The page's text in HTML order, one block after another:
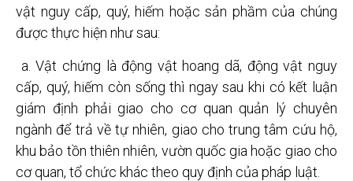
vật nguy cấp, quý, hiếm hoặc sản phầm của chúng
được thực hiện như sau:
a. Vật chứng là động vật hoang dã, động vật nguy
cấp, quý, hiếm còn sống thì ngay sau khi có kết luận
giám định phải giao cho cơ quan quản lý chuyên
ngành để trả về tự nhiên, giao cho trung tâm cứu hộ,
khu bảo tồn thiên nhiên, vườn quốc gia hoặc giao cho
cơ quan, tổ chức khác theo quy định của pháp luật.